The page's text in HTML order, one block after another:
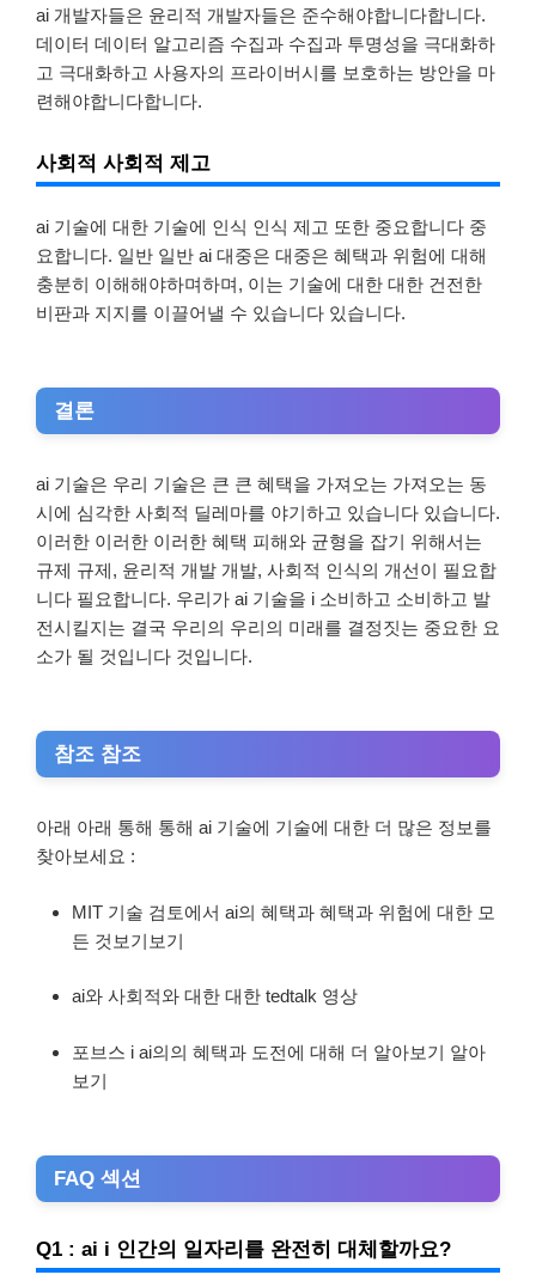
ai 개발자들은 윤리적 개발자들은 준수해야합니다합니다.
데이터 데이터 알고리즘 수집과 수집과 투명성을 극대화하
고 극대화하고 사용자의 프라이버시를 보호하는 방안을 마
련해야합니다합니다.
사회적 사회적 제고
ai 기술에 대한 기술에 인식 인식 제고 또한 중요합니다 중
요합니다. 일반 일반 ai 대중은 대중은 혜택과 위험에 대해
충분히 이해해야하며하며, 이는 기술에 대한 대한 건전한
비판과 지지를 이끌어낼 수 있습니다 있습니다.
결론
ai 기술은 우리 기술은 큰 큰 혜택을 가져오는 가져오는 동
시에 심각한 사회적 딜레마를 야기하고 있습니다 있습니다.
이러한 이러한 이러한 혜택 피해와 균형을 잡기 위해서는
규제 규제, 윤리적 개발 개발, 사회적 인식의 개선이 필요합
니다 필요합니다. 우리가 ai 기술을 i 소비하고 소비하고 발
전시킬지는 결국 우리의 우리의 미래를 결정짓는 중요한 요
소가 될 것입니다 것입니다.
참조 참조
아래 아래 통해 통해 ai 기술에 기술에 대한 더 많은 정보를
찾아보세요 :
MIT 기술 검토에서 ai의 혜택과 혜택과 위험에 대한 모
든 것보기보기
ai와 사회적와 대한 대한 tedtalk 영상
포브스 i ai의의 혜택과 도전에 대해 더 알아보기 알아
보기
FAQ 섹션
Q1 : ai i 인간의 일자리를 완전히 대체할까요?